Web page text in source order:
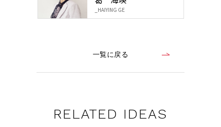
_HAIYING GE
一覧に戻る
RELATED IDEAS